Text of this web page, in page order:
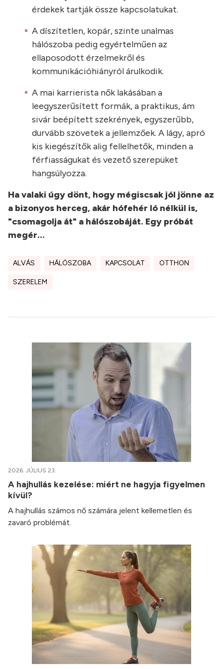
érdekek tartják össze kapcsolatukat.
A díszítetlen, kopár, szinte unalmas
hálószoba pedig egyértelműen az
ellaposodott érzelmekről és
kommunikációhiányról árulkodik.
A mai karrierista nők lakásában a
leegyszerűsített formák, a praktikus, ám
sivár beépített szekrények, egyszerűbb,
durvább szövetek a jellemzőek. A lágy, apró
kis kiegészítők alig fellelhetők, minden a
férfiasságukat és vezető szerepüket
hangsúlyozza.
Ha valaki úgy dönt, hogy mégiscsak jól jönne az
a bizonyos herceg, akár hófehér ló nélkül is,
"csomagolja át" a hálószobáját. Egy próbát
megér...
ALVÁS HÁLÓSZOBA KAPCSOLAT OTTHON
SZERELEM
2026. JÚLIUS 23.
A hajhullás kezelése: miért ne hagyja figyelmen
kívül?
A hajhullás számos nő számára jelent kellemetlen és
zavaró problémát.